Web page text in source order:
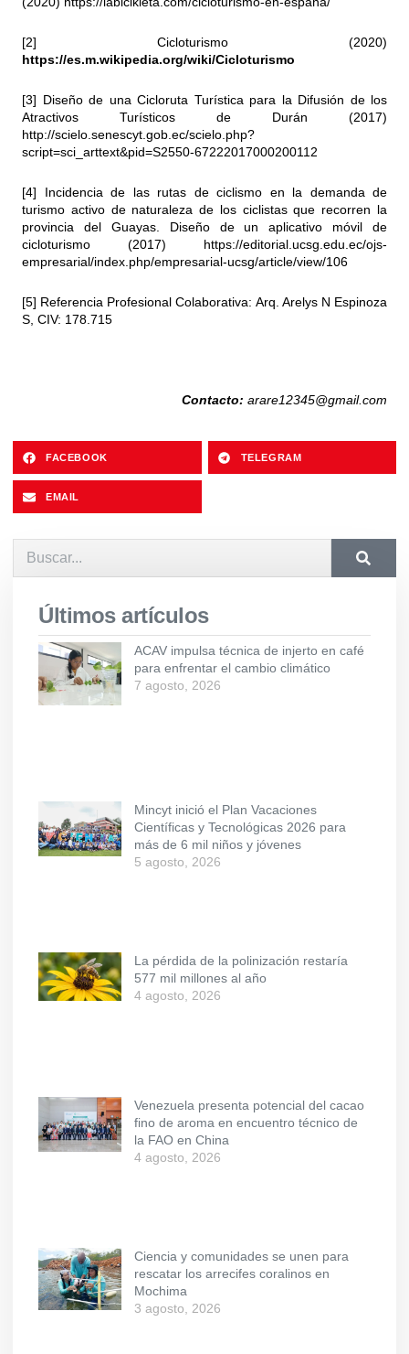
[2] Cicloturismo (2020)
https://es.m.wikipedia.org/wiki/Cicloturismo
[3] Diseño de una Cicloruta Turística para la Difusión de los
Atractivos Turísticos de Durán (2017)
http://scielo.senescyt.gob.ec/scielo.php?
script=sci_arttext&pid=S2550-67222017000200112
[4] Incidencia de las rutas de ciclismo en la demanda de
turismo activo de naturaleza de los ciclistas que recorren la
provincia del Guayas. Diseño de un aplicativo móvil de
cicloturismo (2017) https://editorial.ucsg.edu.ec/ojs-
empresarial/index.php/empresarial-ucsg/article/view/106
[5] Referencia Profesional Colaborativa: Arq. Arelys N Espinoza
S, CIV: 178.715
Contacto: arare12345@gmail.com
FACEBOOK TELEGRAM
EMAIL
Últimos artículos
ACAV impulsa técnica de injerto en café
para enfrentar el cambio climático
7 agosto, 2026
Mincyt inició el Plan Vacaciones
Científicas y Tecnológicas 2026 para
más de 6 mil niños y jóvenes
5 agosto, 2026
La pérdida de la polinización restaría
577 mil millones al año
4 agosto, 2026
Venezuela presenta potencial del cacao
fino de aroma en encuentro técnico de
la FAO en China
4 agosto, 2026
Ciencia y comunidades se unen para
rescatar los arrecifes coralinos en
Mochima
3 agosto, 2026